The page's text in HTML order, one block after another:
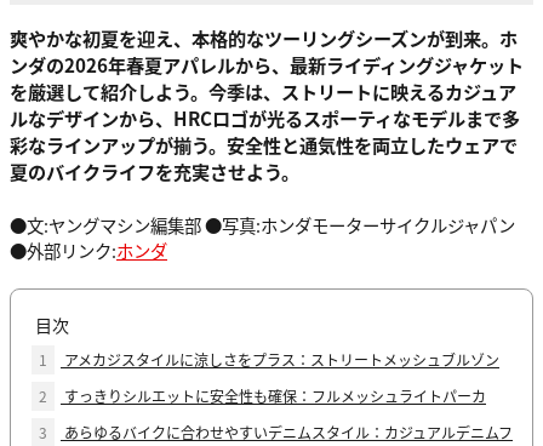
爽やかな初夏を迎え、本格的なツーリングシーズンが到来。ホ
ンダの2026年春夏アパレルから、最新ライディングジャケット
を厳選して紹介しよう。今季は、ストリートに映えるカジュア
ルなデザインから、HRCロゴが光るスポーティなモデルまで多
彩なラインアップが揃う。安全性と通気性を両立したウェアで
夏のバイクライフを充実させよう。
●文:ヤングマシン編集部 ●写真:ホンダモーターサイクルジャパン
●外部リンク:ホンダ
目次
1
アメカジスタイルに涼しさをプラス：ストリートメッシュブルゾン
2
すっきりシルエットに安全性も確保：フルメッシュライトパーカ
3
あらゆるバイクに合わせやすいデニムスタイル：カジュアルデニムフ